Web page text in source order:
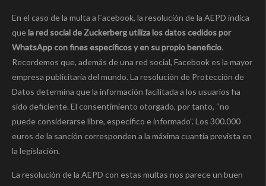
En el caso de la multa a Facebook, la resolución de la AEPD indica
quela red social de Zuckerberg utiliza los datos cedidos por
WhatsApp con fines específicos y en su propio beneficio.
Recordemos que, además de una red social, Facebook es la mayor
empresa publicitaria del mundo. La resolución de Protección de
Datos determina que la información facilitada a los usuarios ha
sido deficiente. El consentimiento otorgado, por tanto, “no
puede considerarse libre, específico e informado”. Los 300.000
euros de la sanción corresponden a la máxima cuantía prevista en
la legislación.
La resolución de la AEPD con estas multas nos parece un buen